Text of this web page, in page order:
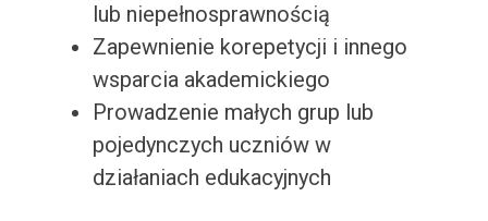
lub niepełnosprawnością
Zapewnienie korepetycji i innego
wsparcia akademickiego
Prowadzenie małych grup lub
pojedynczych uczniów w
działaniach edukacyjnych